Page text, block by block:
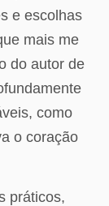
e escolhas
mais me
do autor de
como
o coração
práticos,